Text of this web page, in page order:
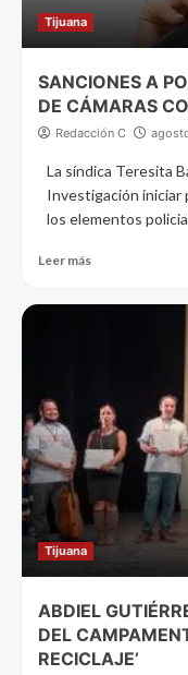
Tijuana
SANCIONES A
DE CÁMARAS
Redacción C
La síndica Teresita
Investigación iniciar
los elementos
Leer más
Tijuana
ABDIEL
DEL
RECICLAJE’